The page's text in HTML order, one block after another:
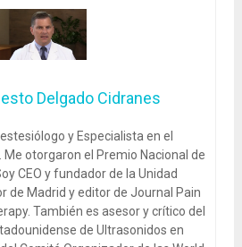
Delgado Cidranes
y Especialista en el
otorgaron el Premio Nacional de
CEO y fundador de la Unidad
de Madrid y editor de Journal Pain
También es asesor y crítico del
de Ultrasonidos en